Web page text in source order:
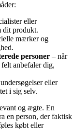
eller
dit produkt.
mærker og
personer – når
anbefaler dig,
eller
i sig selv.
og ægte. En
en person, der faktisk
købt eller